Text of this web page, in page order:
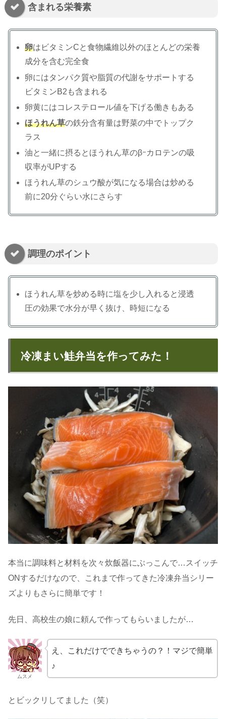
含まれる栄養素
卵はビタミンCと食物繊維以外のほとんどの栄養
成分を含む完全食
卵にはタンパク質や脂質の代謝をサポートする
ビタミンB2も含まれる
卵黄にはコレステロール値を下げる働きもある
ほうれん草の鉄分含有量は野菜の中でトップク
ラス
油と一緒に摂るとほうれん草のβｰカロテンの吸
収率がUPする
ほうれん草のシュウ酸が気になる場合は炒める
前に20分ぐらい水にさらす
調理のポイント
ほうれん草を炒める時に塩を少し入れると浸透
圧の効果で水分が早く抜け、時短になる
冷凍まい鮭弁当を作ってみた！
本当に調味料と材料を次々炊飯器にぶっこんで…スイッチ
ONするだけなので、これまで作ってきた冷凍弁当シリー
ズよりもさらに簡単です！
先日、高校生の娘に頼んで作ってもらいましたが…
ムスメ
え、これだけでできちゃうの？！マジで簡単
♪
とビックリしてました（笑）